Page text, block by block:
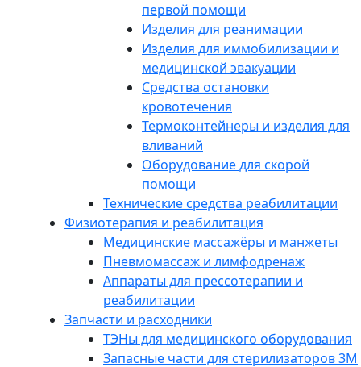
первой помощи
Изделия для реанимации
Изделия для иммобилизации и
медицинской эвакуации
Средства остановки
кровотечения
Термоконтейнеры и изделия для
вливаний
Оборудование для скорой
помощи
Технические средства реабилитации
Физиотерапия и реабилитация
Медицинские массажёры и манжеты
Пневмомассаж и лимфодренаж
Аппараты для прессотерапии и
реабилитации
Запчасти и расходники
ТЭНы для медицинского оборудования
Запасные части для стерилизаторов 3M